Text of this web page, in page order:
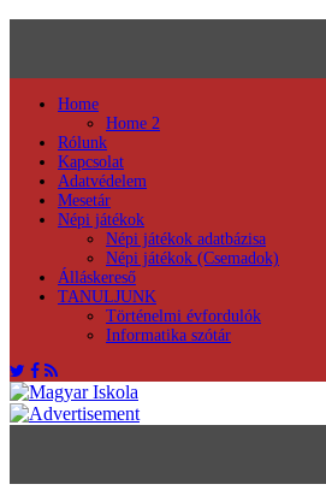
Home
Home 2
Rólunk
Kapcsolat
Adatvédelem
Mesetár
Népi játékok
Népi játékok adatbázisa
Népi játékok (Csemadok)
Álláskereső
TANULJUNK
Történelmi évfordulók
Informatika szótár